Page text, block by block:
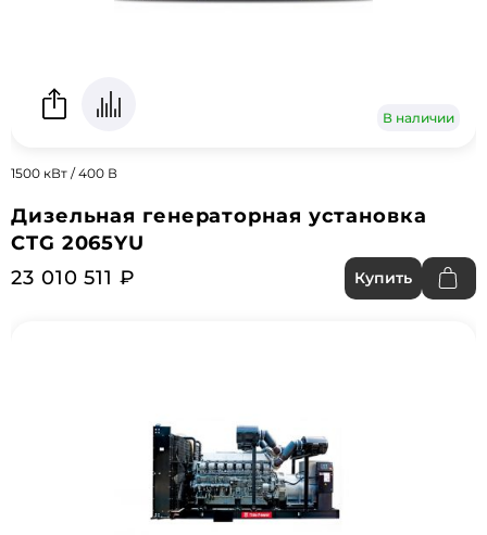
В наличии
1500 кВт / 400 В
Дизельная генераторная установка
CTG 2065YU
23 010 511 ₽
Купить